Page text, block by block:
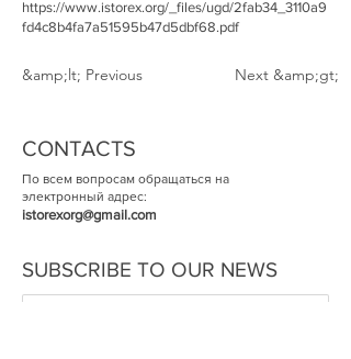
https://www.istorex.org/_files/ugd/2fab34_3110a9
fd4c8b4fa7a51595b47d5dbf68.pdf
&amp;lt; Previous Next &amp;gt;
CONTACTS
По всем вопросам обращаться на
электронный адрес:
istorexorg@gmail.com
SUBSCRIBE TO OUR NEWS